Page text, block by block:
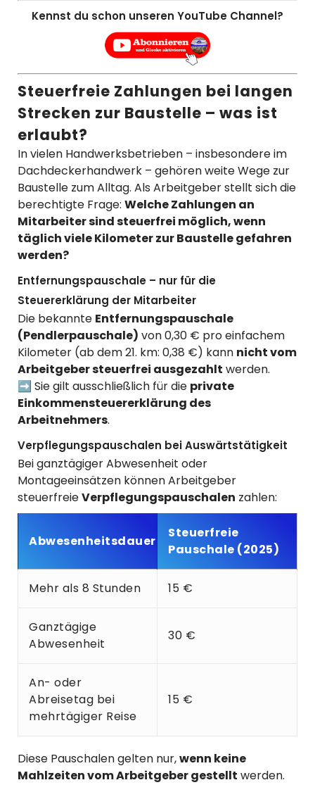
Kennst du schon unseren YouTube Channel?
Steuerfreie Zahlungen bei langen
Strecken zur Baustelle – was ist
erlaubt?
In vielen Handwerksbetrieben – insbesondere im
Dachdeckerhandwerk – gehören weite Wege zur
Baustelle zum Alltag. Als Arbeitgeber stellt sich die
berechtigte Frage: Welche Zahlungen an
Mitarbeiter sind steuerfrei möglich, wenn
täglich viele Kilometer zur Baustelle gefahren
werden?
Entfernungspauschale – nur für die
Steuererklärung der Mitarbeiter
Die bekannte Entfernungspauschale
(Pendlerpauschale) von 0,30 € pro einfachem
Kilometer (ab dem 21. km: 0,38 €) kann nicht vom
Arbeitgeber steuerfrei ausgezahlt werden.
➡️ Sie gilt ausschließlich für die private
Einkommensteuererklärung des
Arbeitnehmers.
Verpflegungspauschalen bei Auswärtstätigkeit
Bei ganztägiger Abwesenheit oder
Montageeinsätzen können Arbeitgeber
steuerfreieVerpflegungspauschalen zahlen:
Abwesenheitsdauer
Steuerfreie
Pauschale (2025)
Mehr als 8 Stunden 15 €
Ganztägige
Abwesenheit
30 €
An- oder
Abreisetag bei
mehrtägiger Reise
15 €
Diese Pauschalen gelten nur,wenn keine
Mahlzeiten vom Arbeitgeber gestellt werden.